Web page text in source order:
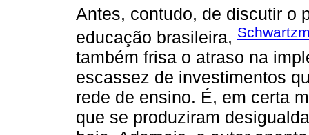
Antes, contudo, de discutir o
educação brasileira,
também frisa o atraso na
escassez de investimentos
rede de ensino. É, em certa
que se produziram